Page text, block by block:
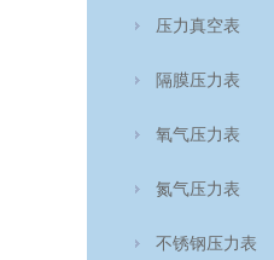
压力真空表
隔膜压力表
氧气压力表
氮气压力表
不锈钢压力表